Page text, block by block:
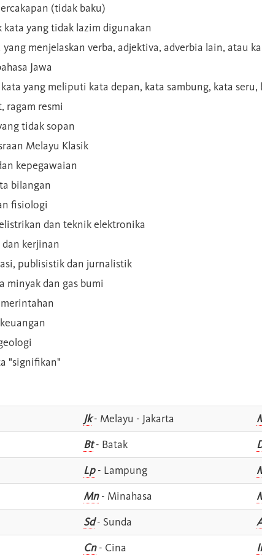
(tidak baku)
kata yang tidak lazim digunakan
yang menjelaskan verba, adjektiva, adverbia lain, atau
Jawa
kata yang meliputi kata depan, kata sambung, kata seru,
ragam resmi
tidak sopan
Melayu Klasik
kepegawaian
bilangan
fisiologi
dan teknik elektronika
kerjinan
publisistik dan jurnalistik
minyak dan gas bumi
"signifikan"
Jk- Melayu - Jakarta
Bt- Batak
Lp- Lampung
Mn- Minahasa
Sd- Sunda
Cn- Cina